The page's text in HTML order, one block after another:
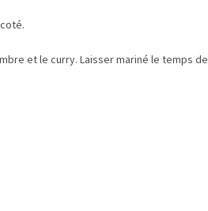
et le curry. Laisser mariné le temps de